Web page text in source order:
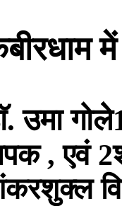
में
.उमा गोलेे
,एवं2